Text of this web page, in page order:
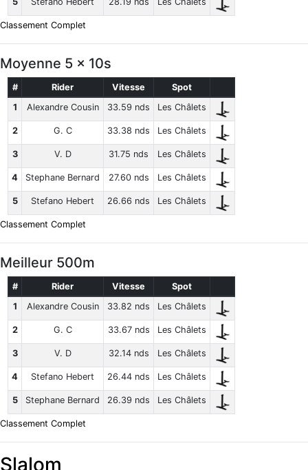
Classement Complet
Moyenne 5 x 10s
# Rider Vitesse
Spot
1
Alexandre Cousin 33.59 nds Les Châlets
2 G. C 33.38 nds Les Châlets
3 V. D 31.75 nds Les Châlets
4 Stephane Bernard 27.60 nds Les Châlets
5 Stefano Hebert 26.66 nds Les Châlets
Classement Complet
Meilleur 500m
# Rider Vitesse
Spot
1
Alexandre Cousin 33.82 nds Les Châlets
2 G. C 33.67 nds Les Châlets
3 V. D 32.14 nds Les Châlets
4 Stefano Hebert 26.44 nds Les Châlets
5 Stephane Bernard 26.39 nds Les Châlets
Classement Complet
Slalom